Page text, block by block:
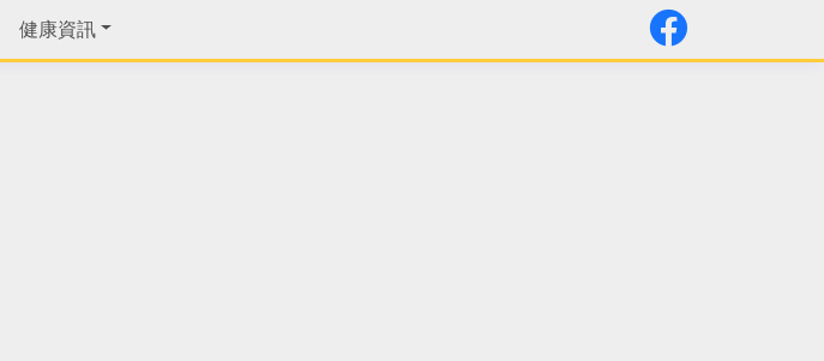
健康資訊